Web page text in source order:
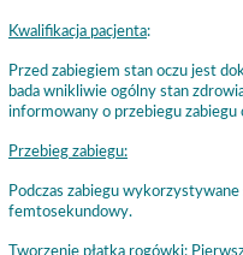
Kwalifikacja pacjenta:
Przed zabiegiem stan oczu jest
bada wnikliwie ogólny stan
informowany o przebiegu zabiegu
Przebieg zabiegu:
Podczas zabiegu
femtosekundowy.
Tworzenie płatka rogówki: